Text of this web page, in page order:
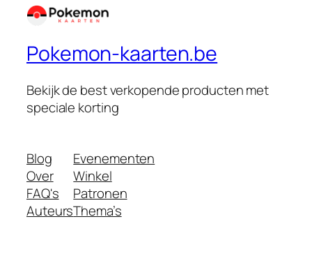
Pokemon-kaarten.be
Bekijk de best verkopende producten met
speciale korting
Blog
Over
FAQ's
Auteurs
Evenementen
Winkel
Patronen
Thema’s